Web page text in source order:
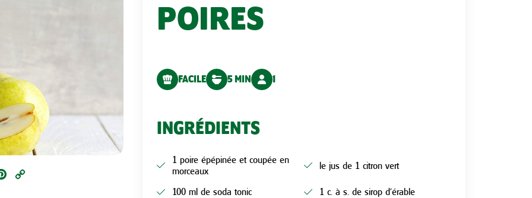
Pinterest
POIRES
FACILE 5 MIN 1
INGRÉDIENTS
1 poire épépinée et coupée en
morceaux
le jus de 1 citron vert
100 ml de soda tonic
1 c. à s. de sirop d’érable